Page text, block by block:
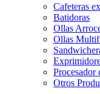
Cafeteras
Batidoras
Ollas
Ollas
Procesador
Otros